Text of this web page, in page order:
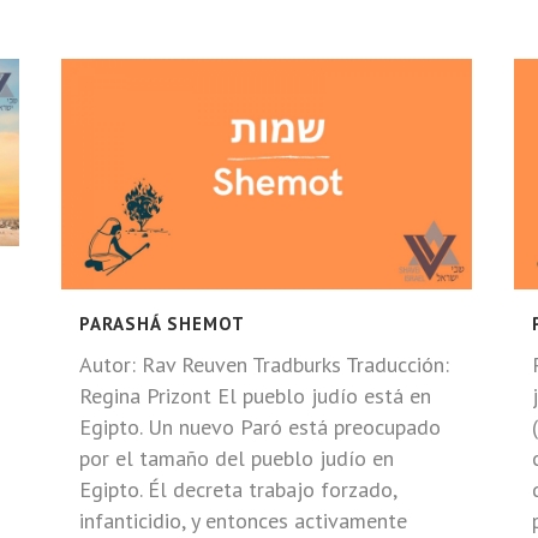
PARASHÁ SHEMOT
Autor: Rav Reuven Tradburks Traducción:
Regina Prizont El pueblo judío está en
Egipto. Un nuevo Paró está preocupado
por el tamaño del pueblo judío en
Egipto. Él decreta trabajo forzado,
infanticidio, y entonces activamente